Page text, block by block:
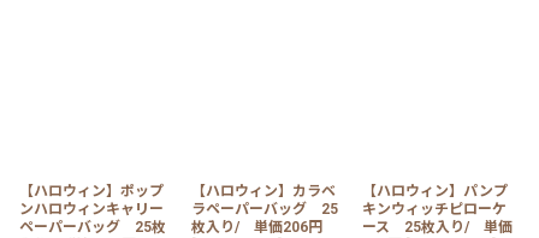
【ハロウィン】ポップ
ンハロウィンキャリー
ペーパーバッグ 25枚
【ハロウィン】カラベ
ラペーパーバッグ 25
枚入り/ 単価206円
【ハロウィン】パンプ
キンウィッチピローケ
ース 25枚入り/ 単価